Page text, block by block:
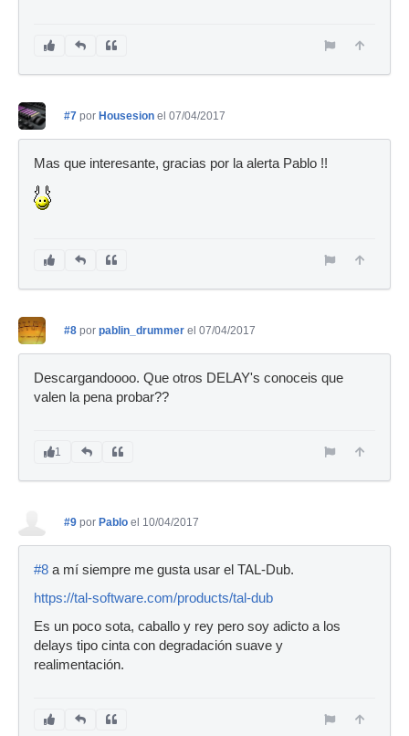
#7 por Housesion el 07/04/2017
Mas que interesante, gracias por la alerta Pablo !!
#8 por pablin_drummer el 07/04/2017
Descargandoooo. Que otros DELAY's conoceis que
valen la pena probar??
1
#9 por Pablo el 10/04/2017
#8 a mí siempre me gusta usar el TAL-Dub.
https://tal-software.com/products/tal-dub
Es un poco sota, caballo y rey pero soy adicto a los
delays tipo cinta con degradación suave y
realimentación.